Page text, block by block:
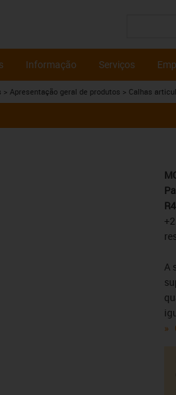
Informação Serviços
> Apresentação geral de produtos > Calhas
A